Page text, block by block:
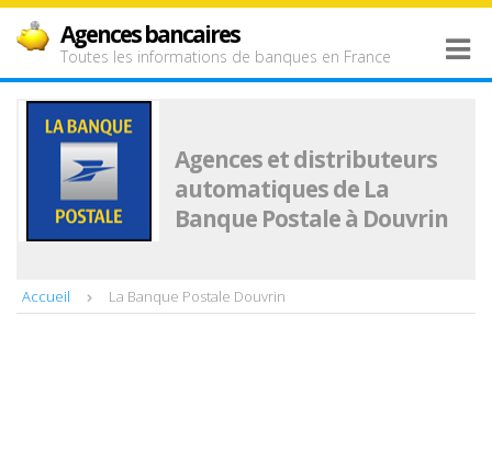
Agences bancaires
Toutes les informations de banques en France
Agences et distributeurs
automatiques de La
Banque Postale à Douvrin
Accueil La Banque Postale Douvrin